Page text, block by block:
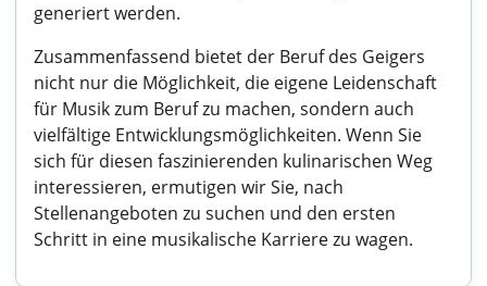
generiert werden.
Zusammenfassend bietet der Beruf des Geigers
nicht nur die Möglichkeit, die eigene Leidenschaft
für Musik zum Beruf zu machen, sondern auch
vielfältige Entwicklungsmöglichkeiten. Wenn Sie
sich für diesen faszinierenden kulinarischen Weg
interessieren, ermutigen wir Sie, nach
Stellenangeboten zu suchen und den ersten
Schritt in eine musikalische Karriere zu wagen.